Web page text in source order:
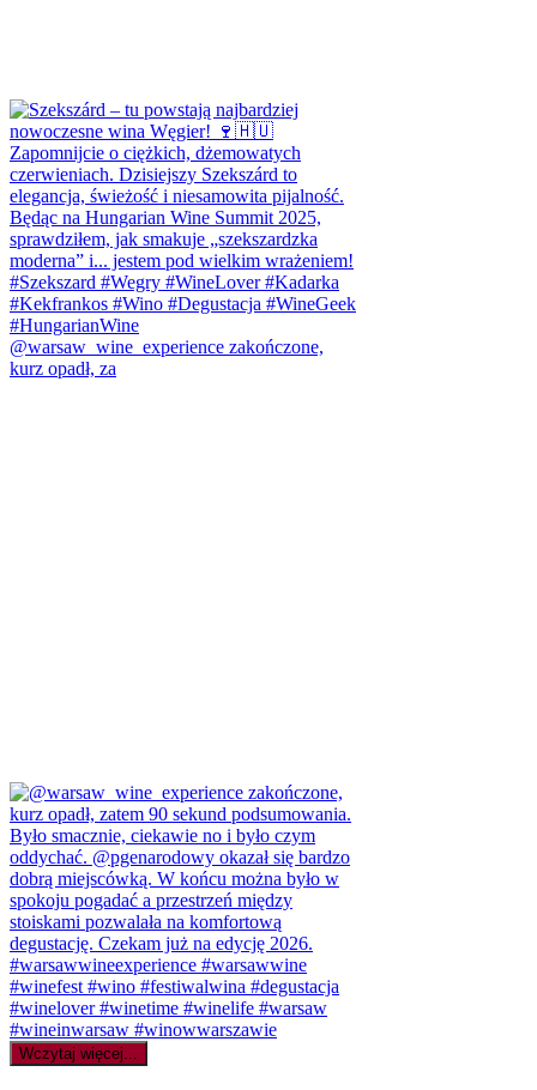
@warsaw_wine_experience zakończone,
kurz opadł, za
Wczytaj więcej...